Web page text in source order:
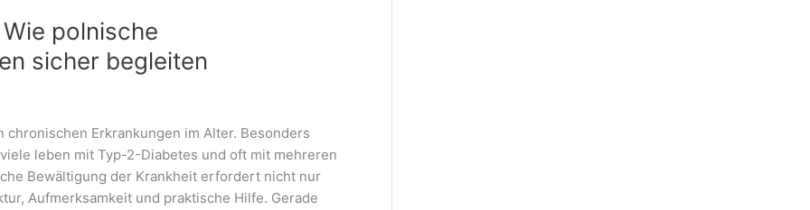
polnische
sicher begleiten
Erkrankungen im Alter. Besonders
leben mit Typ-2-Diabetes und oft mit mehreren
Bewältigung der Krankheit erfordert nicht nur
Aufmerksamkeit und praktische Hilfe. Gerade